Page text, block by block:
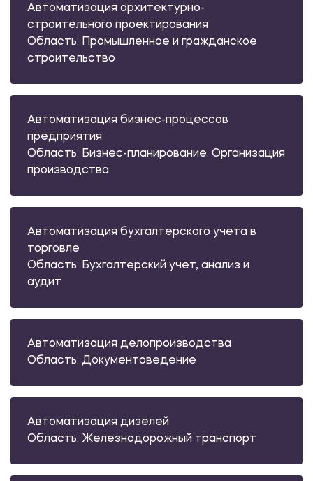
Автоматизация архитектурно-
строительного проектирования
Область: Промышленное и гражданское
строительство
Автоматизация бизнес-процессов
предприятия
Область: Бизнес-планирование. Организация
производства.
Автоматизация бухгалтерского учета в
торговле
Область: Бухгалтерский учет, анализ и
аудит
Автоматизация делопроизводства
Область: Документоведение
Автоматизация дизелей
Область: Железнодорожный транспорт